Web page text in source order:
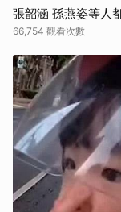
張韶涵 孫燕姿等人
66,754 觀看次數